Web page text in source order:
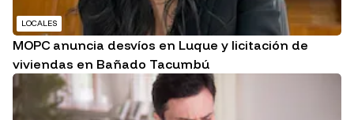
LOCALES
MOPC anuncia desvíos en Luque y licitación de
viviendas en Bañado Tacumbú